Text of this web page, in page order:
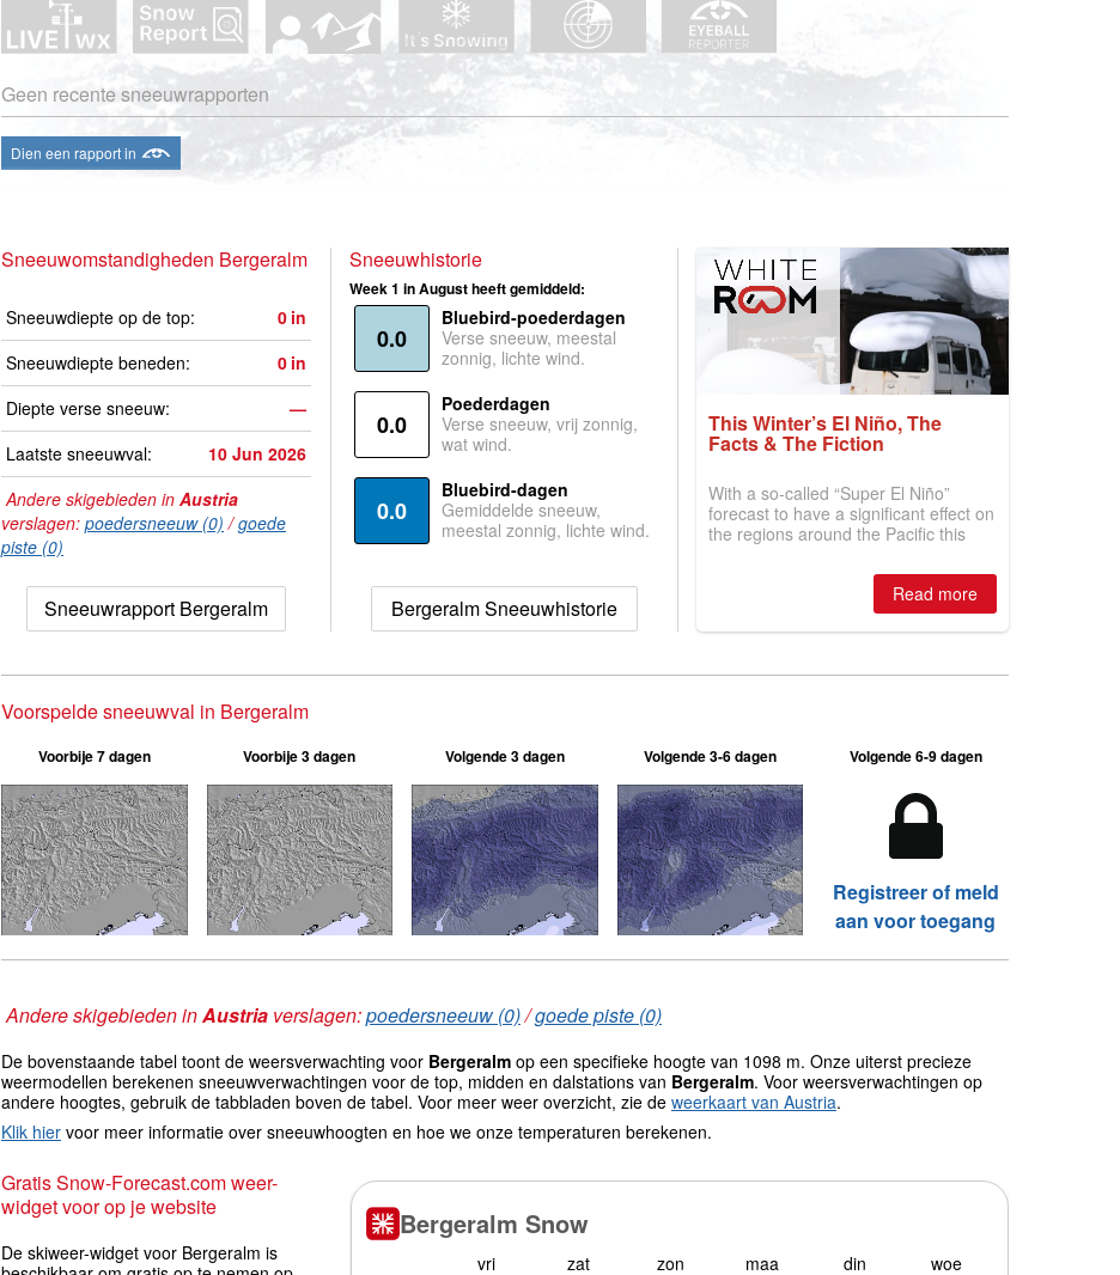
Geen recente sneeuwrapporten
Dien een rapport in
Sneeuwomstandigheden Bergeralm
Sneeuwdiepte op de top: 0 in
Sneeuwdiepte beneden:
0 in
Diepte verse sneeuw:
—
Laatste sneeuwval:
10 Jun 2026
Andere skigebieden in Austria
verslagen: poedersneeuw (0) /goede
piste (0)
Sneeuwrapport Bergeralm
Sneeuwhistorie
Week 1 in August heeft gemiddeld:
0.0
Bluebird-poederdagen
Verse sneeuw, meestal
zonnig, lichte wind.
0.0
Poederdagen
Verse sneeuw, vrij zonnig,
wat wind.
0.0
Bluebird-dagen
Gemiddelde sneeuw,
meestal zonnig, lichte wind.
Bergeralm Sneeuwhistorie
This Winter’s El Niño, The
Facts & The Fiction
With a so-called “Super El Niño”
forecast to have a significant effect on
the regions around the Pacific this
is simple: book now or wait, and
where are the best odds?Read more
Voorspelde sneeuwval in Bergeralm
Voorbije 7 dagen Voorbije 3 dagen Volgende 3 dagen Volgende 3-6 dagen Volgende 6-9 dagen
Registreer of meld
aan voor toegang
Andere skigebieden inAustria verslagen:poedersneeuw (0)/goede piste (0)
De bovenstaande tabel toont de weersverwachting voor Bergeralm op een specifieke hoogte van 1098 m. Onze uiterst precieze
weermodellen berekenen sneeuwverwachtingen voor de top, midden en dalstations van Bergeralm. Voor weersverwachtingen op
andere hoogtes, gebruik de tabbladen boven de tabel. Voor meer weer overzicht, zie de weerkaart van Austria.
Klik hier voor meer informatie over sneeuwhoogten en hoe we onze temperaturen berekenen.
Gratis Snow-Forecast.com weer-
widget voor op je website
De skiweer-widget voor Bergeralm is